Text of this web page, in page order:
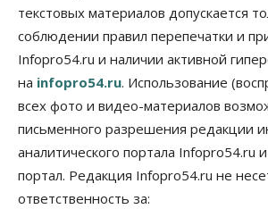
Общество Право&Порядок
В Новосибирске руководителя
заключили под стражу
07 Августа 2026, 10:15
Общество
Недели жары повлияли
Новосибирской области, но
07 Августа 2026, 10:00
текстовых материалов допускается
соблюдении правил перепечатки и
Infopro54.ru и наличии активной
на infopro54.ru. Использование
всех фото и видео-материалов
письменного разрешения редакции
аналитического портала Infopro54.ru
портал. Редакция Infopro54.ru не
ответственность за: